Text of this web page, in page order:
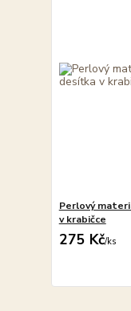
Perlový
v krabičce
275 Kč/ks